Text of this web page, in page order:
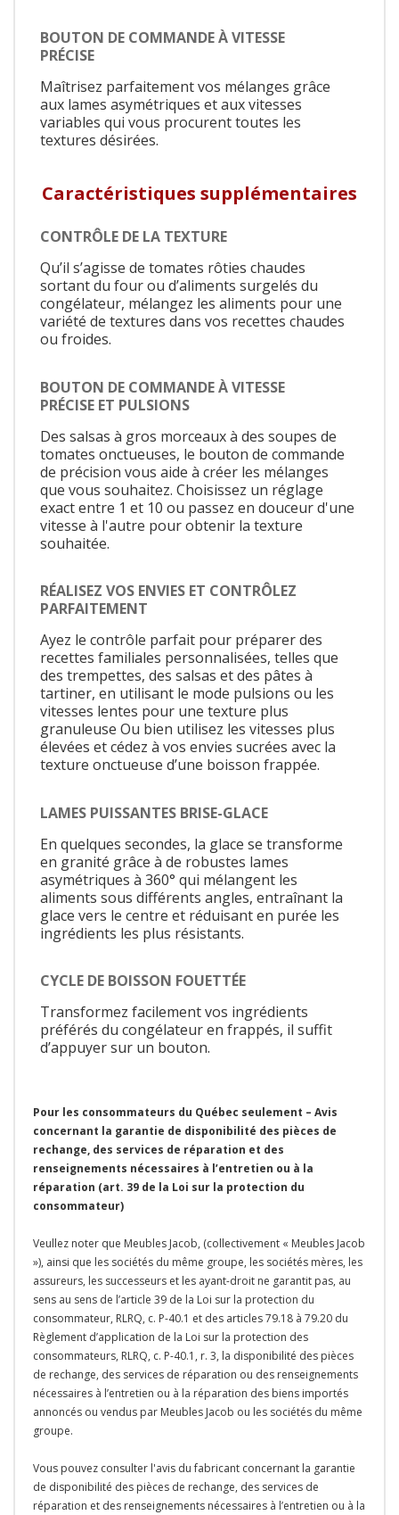
BOUTON DE COMMANDE À VITESSE
PRÉCISE
Maîtrisez parfaitement vos mélanges grâce
aux lames asymétriques et aux vitesses
variables qui vous procurent toutes les
textures désirées.
Caractéristiques supplémentaires
CONTRÔLE DE LA TEXTURE
Qu’il s’agisse de tomates rôties chaudes
sortant du four ou d’aliments surgelés du
congélateur, mélangez les aliments pour une
variété de textures dans vos recettes chaudes
ou froides.
BOUTON DE COMMANDE À VITESSE
PRÉCISE ET PULSIONS
Des salsas à gros morceaux à des soupes de
tomates onctueuses, le bouton de commande
de précision vous aide à créer les mélanges
que vous souhaitez. Choisissez un réglage
exact entre 1 et 10 ou passez en douceur d'une
vitesse à l'autre pour obtenir la texture
souhaitée.
RÉALISEZ VOS ENVIES ET CONTRÔLEZ
PARFAITEMENT
Ayez le contrôle parfait pour préparer des
recettes familiales personnalisées, telles que
des trempettes, des salsas et des pâtes à
tartiner, en utilisant le mode pulsions ou les
vitesses lentes pour une texture plus
granuleuse Ou bien utilisez les vitesses plus
élevées et cédez à vos envies sucrées avec la
texture onctueuse d’une boisson frappée.
LAMES PUISSANTES BRISE-GLACE
En quelques secondes, la glace se transforme
en granité grâce à de robustes lames
asymétriques à 360° qui mélangent les
aliments sous différents angles, entraînant la
glace vers le centre et réduisant en purée les
ingrédients les plus résistants.
CYCLE DE BOISSON FOUETTÉE
Transformez facilement vos ingrédients
préférés du congélateur en frappés, il suffit
d’appuyer sur un bouton.
Pour les consommateurs du Québec seulement – Avis
concernant la garantie de disponibilité des pièces de
rechange, des services de réparation et des
renseignements nécessaires à l’entretien ou à la
réparation (art. 39 de la Loi sur la protection du
consommateur)
Veullez noter que Meubles Jacob, (collectivement « Meubles Jacob
»), ainsi que les sociétés du même groupe, les sociétés mères, les
assureurs, les successeurs et les ayant-droit ne garantit pas, au
sens au sens de l’article 39 de la Loi sur la protection du
consommateur, RLRQ, c. P-40.1 et des articles 79.18 à 79.20 du
Règlement d’application de la Loi sur la protection des
consommateurs, RLRQ, c. P-40.1, r. 3, la disponibilité des pièces
de rechange, des services de réparation ou des renseignements
nécessaires à l’entretien ou à la réparation des biens importés
annoncés ou vendus par Meubles Jacob ou les sociétés du même
groupe.
Vous pouvez consulter l'avis du fabricant concernant la garantie
de disponibilité des pièces de rechange, des services de
réparation et des renseignements nécessaires à l’entretien ou à la